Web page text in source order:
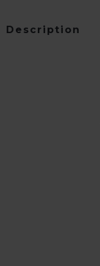
Description